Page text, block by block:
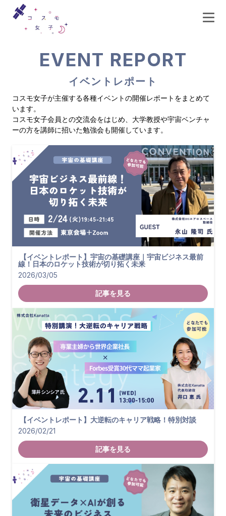
イベントレポート
コスモ女子が主催する各種イベントの開催レポートをまとめて
います。
コスモ女子会員との交流会をはじめ、大学教授や宇宙ベンチャ
ーの方を講師に招いた勉強会も開催しています。
【イベントレポート】宇宙の基礎講座｜宇宙ビジネス最前
線！日本のロケット技術が切り拓く未来
2026/03/05
記事を見る
【イベントレポート】大逆転のキャリア戦略！特別対談
2026/02/21
記事を見る